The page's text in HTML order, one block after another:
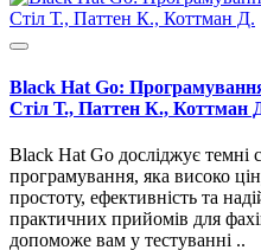
Black Hat Go:
Стіл Т., Паттен К., Коттман
Black Hat Go досліджує темні
програмування, яка високо
простоту, ефективність та
практичних прийомів для
допоможе вам у тестуванні ..